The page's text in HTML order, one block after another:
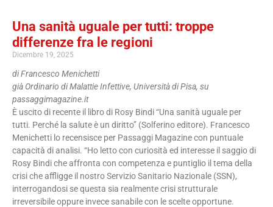
Una sanità uguale per tutti: troppe
differenze fra le regioni
Dicembre 19, 2025
di Francesco Menichetti
già Ordinario di Malattie Infettive, Università di Pisa, su
passaggimagazine.it
È uscito di recente il libro di Rosy Bindi “Una sanità uguale per
tutti. Perché la salute è un diritto” (Solferino editore). Francesco
Menichetti lo recensisce per Passaggi Magazine con puntuale
capacità di analisi. “Ho letto con curiosità ed interesse il saggio di
Rosy Bindi che affronta con competenza e puntiglio il tema della
crisi che affligge il nostro Servizio Sanitario Nazionale (SSN),
interrogandosi se questa sia realmente crisi strutturale
irreversibile oppure invece sanabile con le scelte opportune.